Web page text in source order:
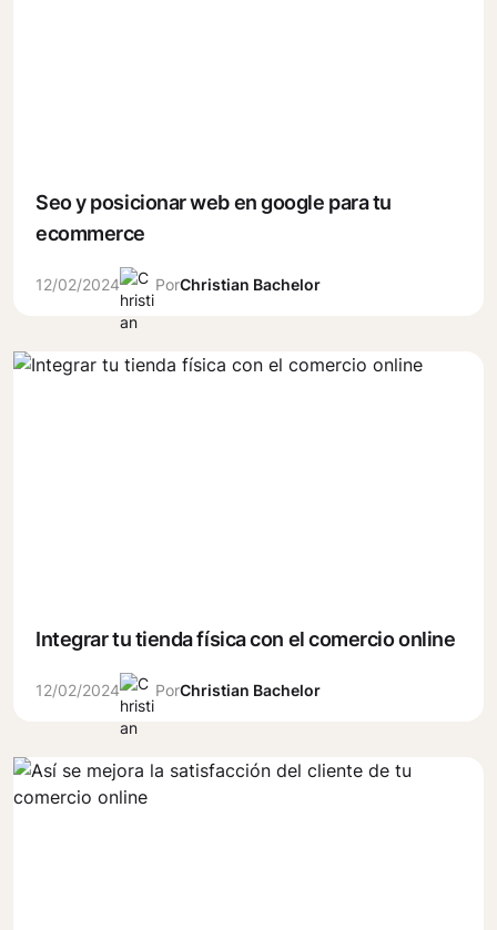
Seo y posicionar web en google para tu
ecommerce
12/02/2024 PorChristian Bachelor
Integrar tu tienda física con el comercio online
12/02/2024 PorChristian Bachelor